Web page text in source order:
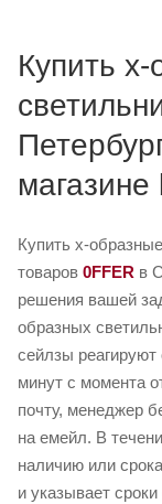
Купить
Купить x-
товаров 0FFER в
решения вашей
образных
сейлзы реагируют
минут с момента
почту, менеджер
на емейл. В
наличию или
и указывает